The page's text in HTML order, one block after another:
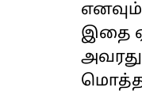
இதை